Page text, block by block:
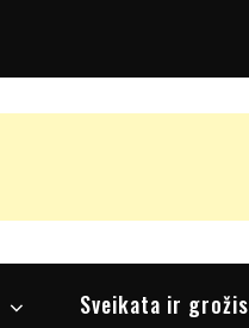
Sveikata ir grožis